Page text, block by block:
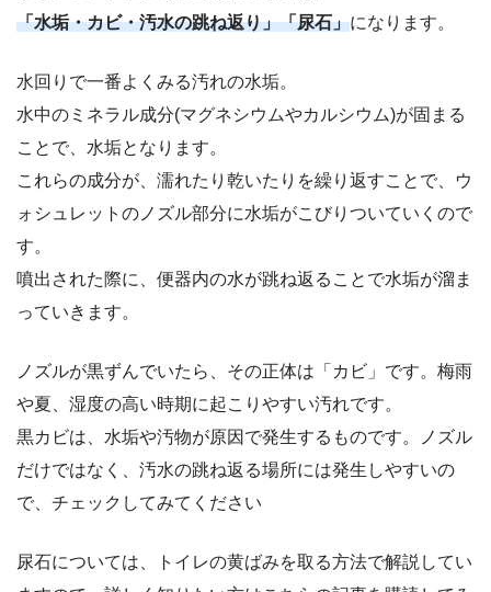
「水垢・カビ・汚水の跳ね返り」「尿石」になります。
水回りで一番よくみる汚れの水垢。
水中のミネラル成分(マグネシウムやカルシウム)が固まる
ことで、水垢となります。
これらの成分が、濡れたり乾いたりを繰り返すことで、ウ
ォシュレットのノズル部分に水垢がこびりついていくので
す。
噴出された際に、便器内の水が跳ね返ることで水垢が溜ま
っていきます。
ノズルが黒ずんでいたら、その正体は「カビ」です。梅雨
や夏、湿度の高い時期に起こりやすい汚れです。
黒カビは、水垢や汚物が原因で発生するものです。ノズル
だけではなく、汚水の跳ね返る場所には発生しやすいの
で、チェックしてみてください
尿石については、トイレの黄ばみを取る方法で解説してい